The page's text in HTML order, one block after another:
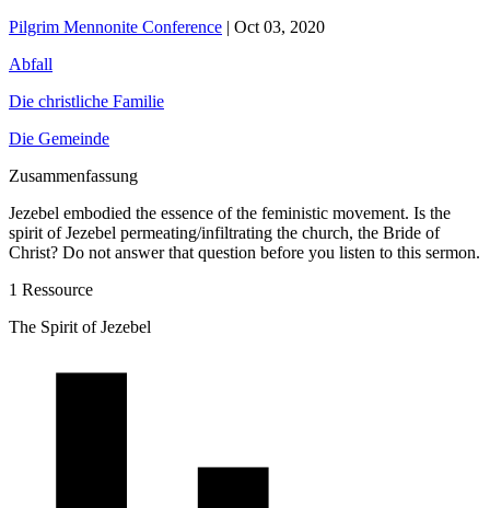
Pilgrim Mennonite Conference | Oct 03, 2020
Abfall
Die christliche Familie
Die Gemeinde
Zusammenfassung
Jezebel embodied the essence of the feministic movement. Is the
spirit of Jezebel permeating/infiltrating the church, the Bride of
Christ? Do not answer that question before you listen to this sermon.
1 Ressource
The Spirit of Jezebel